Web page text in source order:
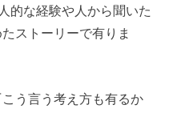
的な経験や人から聞いた
ストーリーで有りま
う言う考え方も有るか